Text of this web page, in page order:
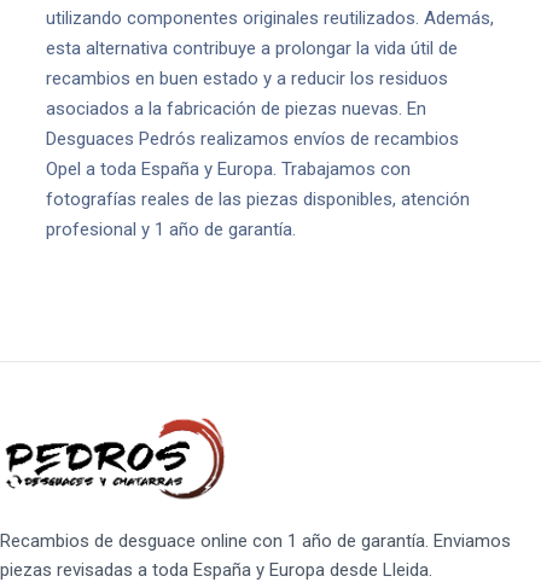
utilizando componentes originales reutilizados. Además,
esta alternativa contribuye a prolongar la vida útil de
recambios en buen estado y a reducir los residuos
asociados a la fabricación de piezas nuevas. En
Desguaces Pedrós realizamos envíos de recambios
Opel a toda España y Europa. Trabajamos con
fotografías reales de las piezas disponibles, atención
profesional y 1 año de garantía.
Recambios de desguace online con 1 año de garantía. Enviamos
piezas revisadas a toda España y Europa desde Lleida.